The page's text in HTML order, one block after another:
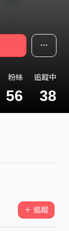
粉絲
56
追蹤中
38
＋ 追蹤